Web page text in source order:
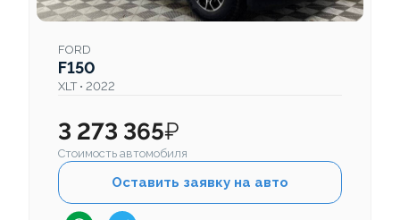
FORD
F150
XLT • 2022
3 273 365₽
Стоимость автомобиля
Оставить заявку на авто